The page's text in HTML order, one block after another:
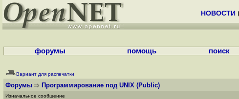
НОВОСТИ
форумы помощь поиск
Вариант для распечатки
Форумы Программирование под UNIX (Public)
Изначальное сообщение